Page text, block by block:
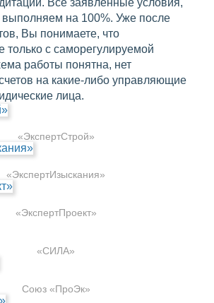
Все заявленные условия,
на 100%. Уже после
Вы понимаете, что
только с саморегулируемой
работы понятна, нет
на какие-либо управляющие
лица.
«ЭкспертСтрой»
«ЭкспертИзыскания»
«ЭкспертПроект»
«СИЛА»
Союз «ПроЭк»